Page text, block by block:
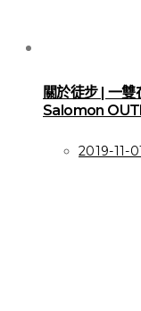
關於徒步 | 一
Salomon
2019-11-